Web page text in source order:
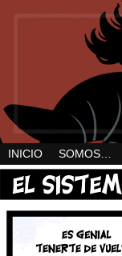
INICIO SOMOS…